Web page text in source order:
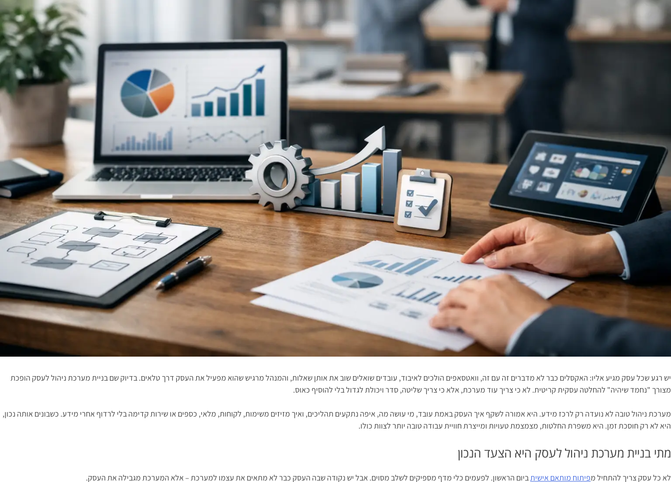
יש רגע שכל עסק מגיע אליו: האקסלים כבר לא מדברים זה עם זה, וואטסאפים הולכים לאיבוד, עובדים שואלים שוב את אותן שאלות, והמנהל מרגיש שהוא מפעיל את העסק דרך טלאים. בדיוק שם בניית מערכת ניהול לעסק הופכת
מצורך "נחמד שיהיה" להחלטה עסקית קריטית. לא כי צריך עוד מערכת, אלא כי צריך שליטה, סדר ויכולת לגדול בלי להוסיף כאוס.
מערכת ניהול טובה לא נועדה רק לרכז מידע. היא אמורה לשקף איך העסק באמת עובד, מי עושה מה, איפה נתקעים תהליכים, ואיך מזיזים משימות, לקוחות, מלאי, כספים או שירות קדימה בלי לרדוף אחרי מידע. כשבונים אותה נכון,
היא לא רק חוסכת זמן. היא משפרת החלטות, מצמצמת טעויות ומייצרת חוויית עבודה טובה יותר לצוות כולו.
מתי בניית מערכת ניהול לעסק היא הצעד הנכון
לא כל עסק צריך להתחיל מפיתוח מותאם אישיתביום הראשון. לפעמים כלי מדף מספיקים לשלב מסוים. אבל יש נקודה שבה העסק כבר לא מתאים את עצמו למערכת – אלא המערכת מגבילה את העסק.